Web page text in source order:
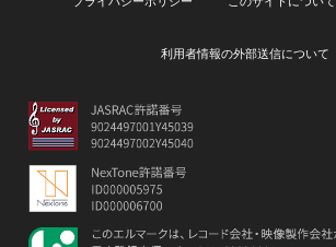
利用者情報の外部送信について